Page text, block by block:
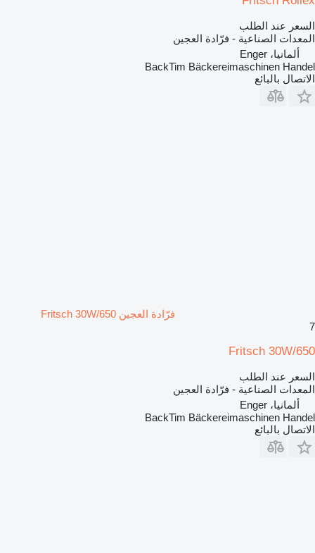
السعر عند الطلب
المعدات الصناعية - فرّادة العجين
ألمانيا، Enger
BackTim Bäckereimaschinen Handel
الاتصال بالبائع
فرّادة العجين Fritsch 30W/650
7
Fritsch 30W/650
السعر عند الطلب
المعدات الصناعية - فرّادة العجين
ألمانيا، Enger
BackTim Bäckereimaschinen Handel
الاتصال بالبائع